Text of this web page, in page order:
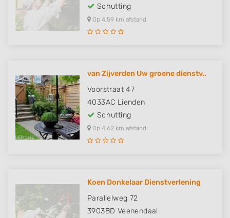
Schutting
Op 4,59 km afstand
van Zijverden Uw groene dienstv..
Voorstraat 47
4033AC Lienden
Schutting
Op 4,62 km afstand
Koen Donkelaar Dienstverlening
Parallelweg 72
3903BD Veenendaal